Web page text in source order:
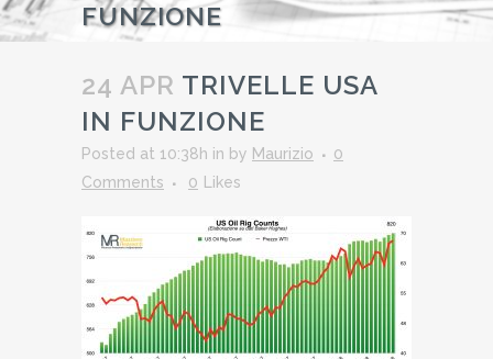
FUNZIONE
24 APR TRIVELLE USA
IN FUNZIONE
Posted at 10:38h in by Maurizio
0
Comments
0 Likes